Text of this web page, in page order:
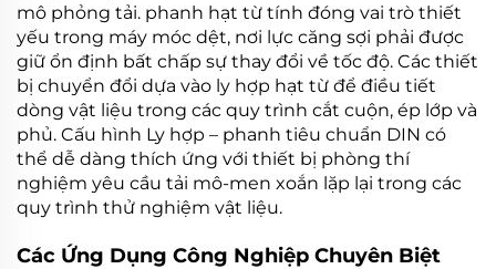
mô phỏng tải. phanh hạt từ tính đóng vai trò thiết
yếu trong máy móc dệt, nơi lực căng sợi phải được
giữ ổn định bất chấp sự thay đổi về tốc độ. Các thiết
bị chuyển đổi dựa vào ly hợp hạt từ để điều tiết
dòng vật liệu trong các quy trình cắt cuộn, ép lớp và
phủ. Cấu hình Ly hợp – phanh tiêu chuẩn DIN có
thể dễ dàng thích ứng với thiết bị phòng thí
nghiệm yêu cầu tải mô-men xoắn lặp lại trong các
quy trình thử nghiệm vật liệu.
Các Ứng Dụng Công Nghiệp Chuyên Biệt